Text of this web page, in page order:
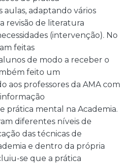
aulas, adaptando vários
revisão de literatura
(intervenção). No
feitas
de modo a receber o
feito um
aos professores da AMA com
prática mental na Academia.
diferentes níveis de
das técnicas de
e dentro da própria
se que a prática